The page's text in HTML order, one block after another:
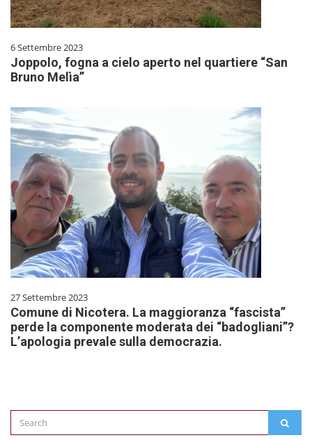
6 Settembre 2023
Joppolo, fogna a cielo aperto nel quartiere “San
Bruno Melìa”
27 Settembre 2023
Comune di Nicotera. La maggioranza “fascista”
perde la componente moderata dei “badogliani”?
L’apologia prevale sulla democrazia.
Search
for: